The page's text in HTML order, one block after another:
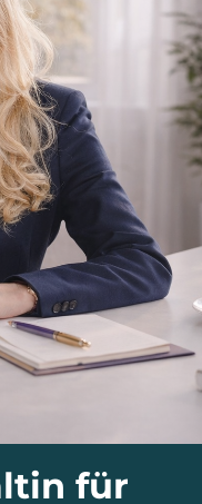
für